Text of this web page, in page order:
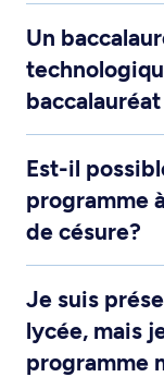
Un
baccalauréat
Est-il
programme
de césure?
Je suis
lycée, mais
programme